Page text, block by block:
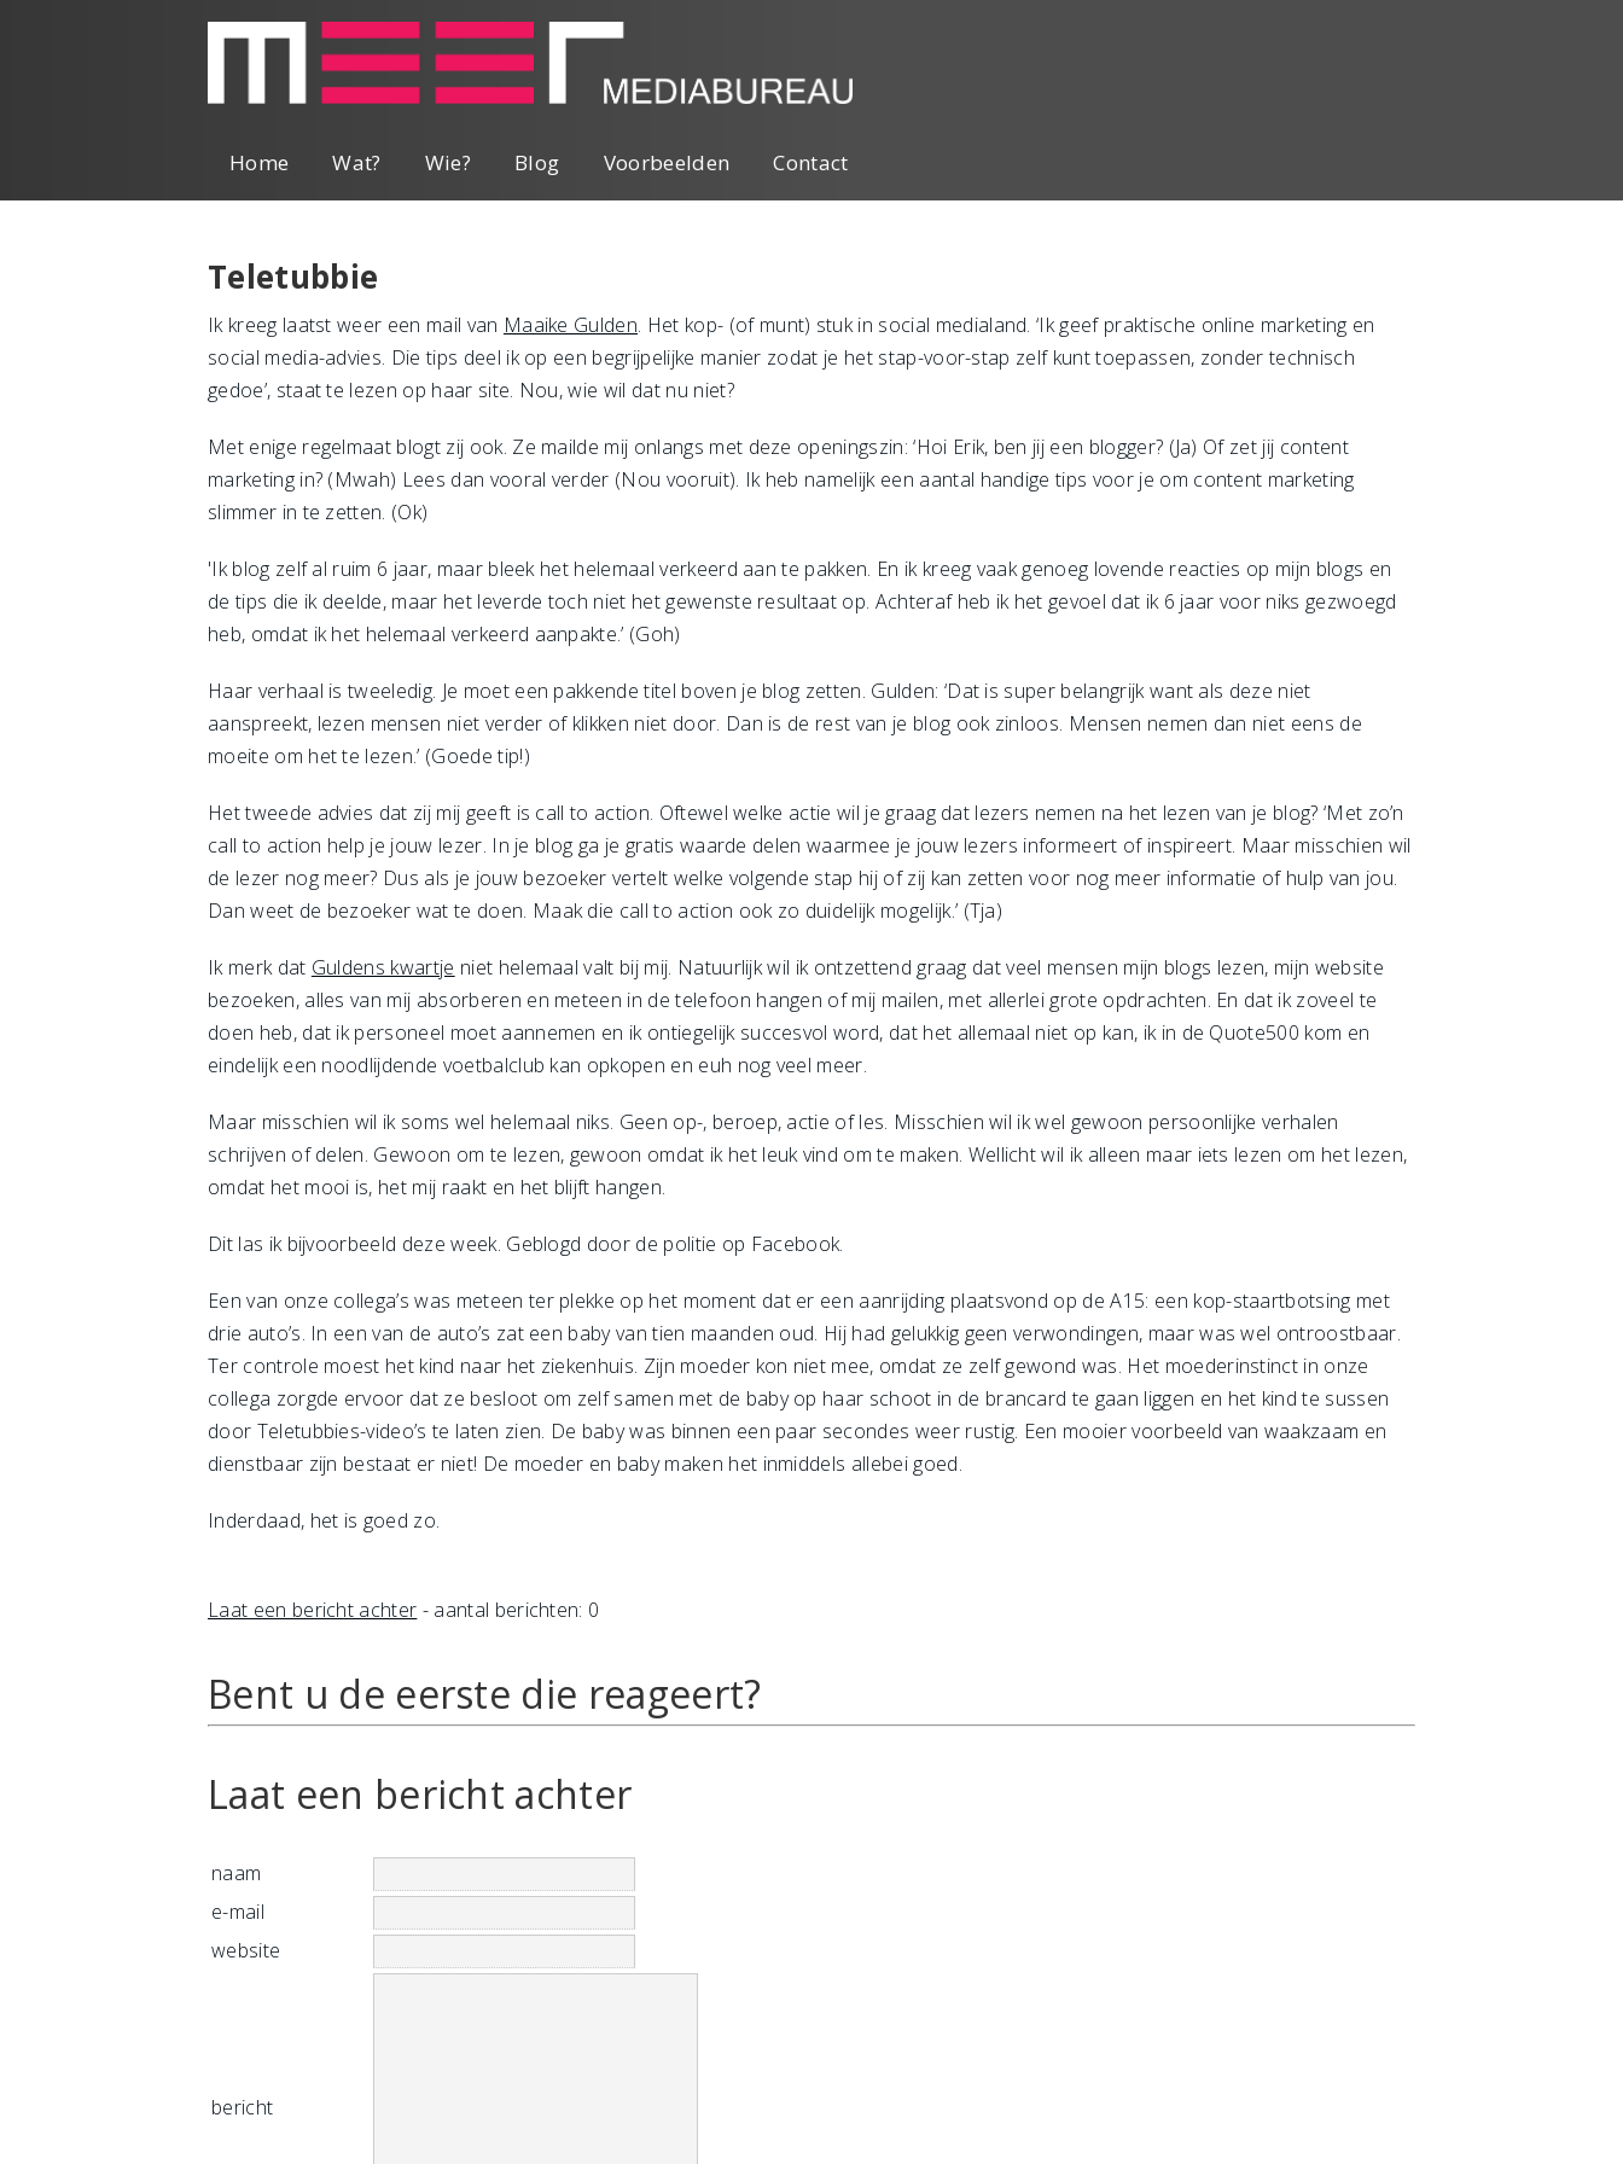
Home Wat? Wie? Blog Voorbeelden Contact
Teletubbie
Ik kreeg laatst weer een mail van Maaike Gulden. Het kop- (of munt) stuk in social medialand. ‘Ik geef praktische online marketing en
social media-advies. Die tips deel ik op een begrijpelijke manier zodat je het stap-voor-stap zelf kunt toepassen, zonder technisch
gedoe’, staat te lezen op haar site. Nou, wie wil dat nu niet?
Met enige regelmaat blogt zij ook. Ze mailde mij onlangs met deze openingszin: ‘Hoi Erik, ben jij een blogger? (Ja) Of zet jij content
marketing in? (Mwah) Lees dan vooral verder (Nou vooruit). Ik heb namelijk een aantal handige tips voor je om content marketing
slimmer in te zetten. (Ok)
'Ik blog zelf al ruim 6 jaar, maar bleek het helemaal verkeerd aan te pakken. En ik kreeg vaak genoeg lovende reacties op mijn blogs en
de tips die ik deelde, maar het leverde toch niet het gewenste resultaat op. Achteraf heb ik het gevoel dat ik 6 jaar voor niks gezwoegd
heb, omdat ik het helemaal verkeerd aanpakte.’ (Goh)
Haar verhaal is tweeledig. Je moet een pakkende titel boven je blog zetten. Gulden: ‘Dat is super belangrijk want als deze niet
aanspreekt, lezen mensen niet verder of klikken niet door. Dan is de rest van je blog ook zinloos. Mensen nemen dan niet eens de
moeite om het te lezen.’ (Goede tip!)
Het tweede advies dat zij mij geeft is call to action. Oftewel welke actie wil je graag dat lezers nemen na het lezen van je blog? ‘Met zo’n
call to action help je jouw lezer. In je blog ga je gratis waarde delen waarmee je jouw lezers informeert of inspireert. Maar misschien wil
de lezer nog meer? Dus als je jouw bezoeker vertelt welke volgende stap hij of zij kan zetten voor nog meer informatie of hulp van jou.
Dan weet de bezoeker wat te doen. Maak die call to action ook zo duidelijk mogelijk.’ (Tja)
Ik merk dat Guldens kwartje niet helemaal valt bij mij. Natuurlijk wil ik ontzettend graag dat veel mensen mijn blogs lezen, mijn website
bezoeken, alles van mij absorberen en meteen in de telefoon hangen of mij mailen, met allerlei grote opdrachten. En dat ik zoveel te
doen heb, dat ik personeel moet aannemen en ik ontiegelijk succesvol word, dat het allemaal niet op kan, ik in de Quote500 kom en
eindelijk een noodlijdende voetbalclub kan opkopen en euh nog veel meer.
Maar misschien wil ik soms wel helemaal niks. Geen op-, beroep, actie of les. Misschien wil ik wel gewoon persoonlijke verhalen
schrijven of delen. Gewoon om te lezen, gewoon omdat ik het leuk vind om te maken. Wellicht wil ik alleen maar iets lezen om het lezen,
omdat het mooi is, het mij raakt en het blijft hangen.
Dit las ik bijvoorbeeld deze week. Geblogd door de politie op Facebook.
Een van onze collega’s was meteen ter plekke op het moment dat er een aanrijding plaatsvond op de A15: een kop-staartbotsing met
drie auto’s. In een van de auto’s zat een baby van tien maanden oud. Hij had gelukkig geen verwondingen, maar was wel ontroostbaar.
Ter controle moest het kind naar het ziekenhuis. Zijn moeder kon niet mee, omdat ze zelf gewond was. Het moederinstinct in onze
collega zorgde ervoor dat ze besloot om zelf samen met de baby op haar schoot in de brancard te gaan liggen en het kind te sussen
door Teletubbies-video’s te laten zien. De baby was binnen een paar secondes weer rustig. Een mooier voorbeeld van waakzaam en
dienstbaar zijn bestaat er niet! De moeder en baby maken het inmiddels allebei goed.
Inderdaad, het is goed zo.
Laat een bericht achter - aantal berichten: 0
Bent u de eerste die reageert?
Laat een bericht achter
naam
e-mail
website
bericht